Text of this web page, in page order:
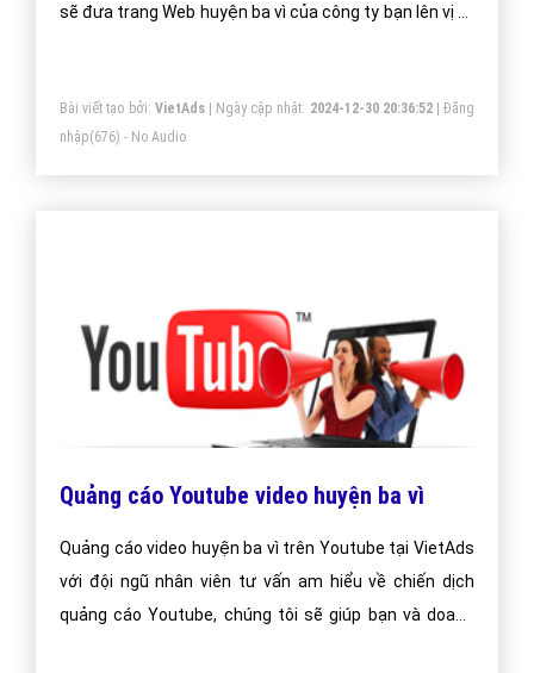
sẽ đưa trang Web huyện ba vì của công ty bạn lên vị trí
Bài viết tạo bởi: VietAds| Ngày cập nhật: 2024-12-30 20:36:52|Đăng
nhập(676) - No Audio
Quảng cáo Youtube video huyện ba vì
Quảng cáo video huyện ba vì trên Youtube tại VietAds
với đội ngũ nhân viên tư vấn am hiểu về chiến dịch
quảng cáo Youtube, chúng tôi sẽ giúp bạn và doanh